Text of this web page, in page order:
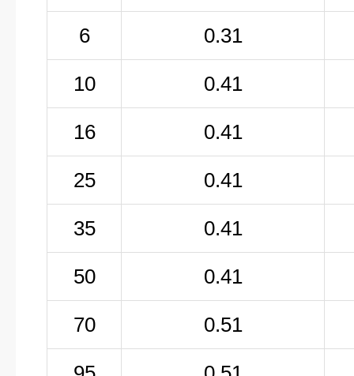
6 0.31
10 0.41
16 0.41
25 0.41
35 0.41
50 0.41
70 0.51